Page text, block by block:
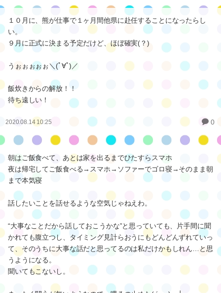
１０月に、熊が仕事で１ヶ月間他県に赴任することになったらし
い。
９月に正式に決まる予定だけど、ほぼ確実(？)
うぉぉぉぉぉ＼(ﾟ∀ﾟ)／
飯炊きからの解放！！
待ち遠しい！
2020.08.14 10:25 0
朝はご飯食べて、あとは家を出るまでひたすらスマホ
夜は帰宅してご飯食べる→スマホ→ソファーでゴロ寝→そのまま朝
まで本気寝
話したいことを話せるような空気じゃねえわ。
“大事なことだから話しておこうかな”と思っていても、片手間に聞
かれても腹立つし、タイミング見計らおうにもどんどんずれていっ
て、そのうちに大事な話だと思ってるのは私だけかもしれん…と思
うようになる。
聞いてもこないし。